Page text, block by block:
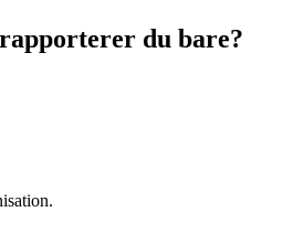
du bare?